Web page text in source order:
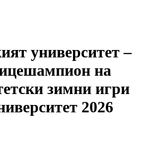
университет –
на
зимни игри
2026